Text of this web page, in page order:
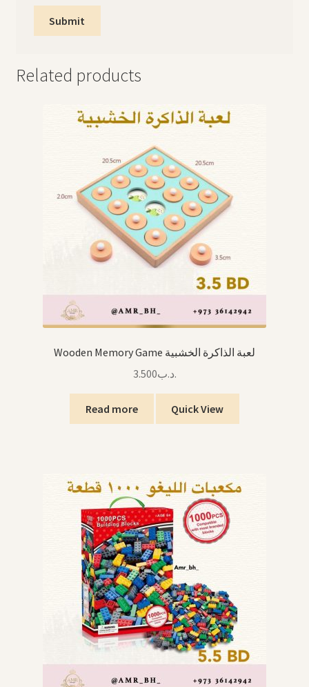
Related products
Wooden Memory Game لعبة الذاكرة الخشبية
.د.ب3.500
Read more Quick View